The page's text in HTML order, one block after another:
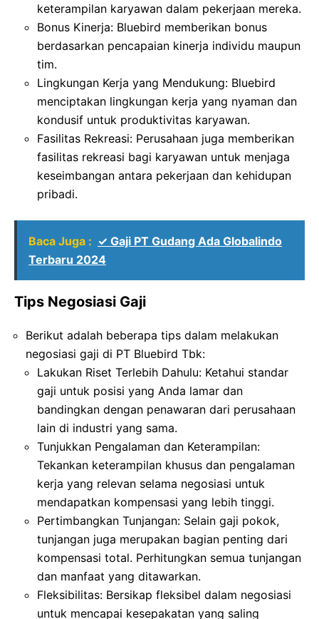
keterampilan karyawan dalam pekerjaan mereka.
Bonus Kinerja: Bluebird memberikan bonus
berdasarkan pencapaian kinerja individu maupun
tim.
Lingkungan Kerja yang Mendukung: Bluebird
menciptakan lingkungan kerja yang nyaman dan
kondusif untuk produktivitas karyawan.
Fasilitas Rekreasi: Perusahaan juga memberikan
fasilitas rekreasi bagi karyawan untuk menjaga
keseimbangan antara pekerjaan dan kehidupan
pribadi.
Baca Juga : ✓ Gaji PT Gudang Ada Globalindo
Terbaru 2024
Tips Negosiasi Gaji
Berikut adalah beberapa tips dalam melakukan
negosiasi gaji di PT Bluebird Tbk:
Lakukan Riset Terlebih Dahulu: Ketahui standar
gaji untuk posisi yang Anda lamar dan
bandingkan dengan penawaran dari perusahaan
lain di industri yang sama.
Tunjukkan Pengalaman dan Keterampilan:
Tekankan keterampilan khusus dan pengalaman
kerja yang relevan selama negosiasi untuk
mendapatkan kompensasi yang lebih tinggi.
Pertimbangkan Tunjangan: Selain gaji pokok,
tunjangan juga merupakan bagian penting dari
kompensasi total. Perhitungkan semua tunjangan
dan manfaat yang ditawarkan.
Fleksibilitas: Bersikap fleksibel dalam negosiasi
untuk mencapai kesepakatan yang saling